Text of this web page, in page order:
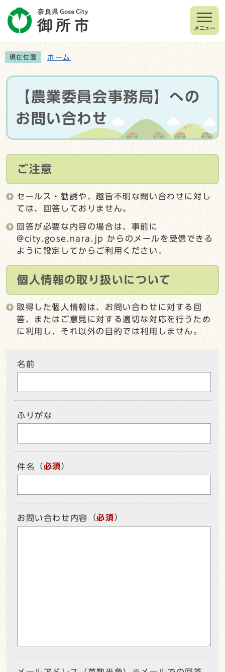
メニュー
現在位置 ホーム
【農業委員会事務局】への
お問い合わせ
ご注意
セールス・勧誘や、趣旨不明な問い合わせに対し
ては、回答しておりません。
回答が必要な内容の場合は、事前に
@city.gose.nara.jp からのメールを受信できる
ように設定してからご利用ください。
個人情報の取り扱いについて
取得した個人情報は、お問い合わせに対する回
答、またはご意見に対する適切な対応を行うため
に利用し、それ以外の目的では利用しません。
名前
ふりがな
件名 （必須）
お問い合わせ内容 （必須）